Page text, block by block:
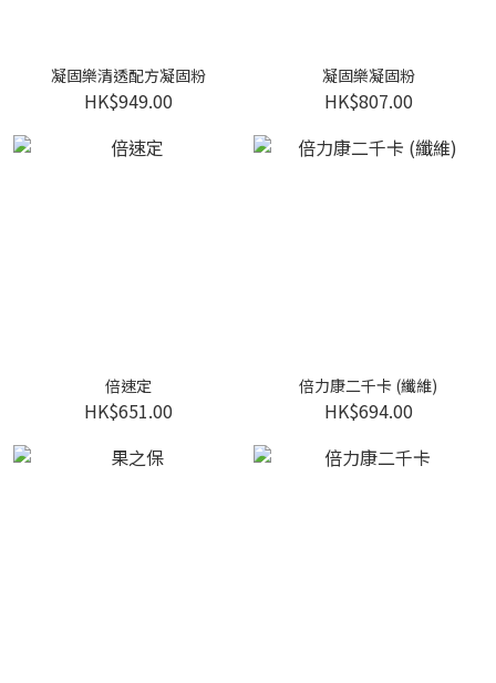
凝固樂清透配方凝固粉
HK$949.00
凝固樂凝固粉
HK$807.00
倍速定
HK$651.00
倍力康二千卡 (纖維)
HK$694.00